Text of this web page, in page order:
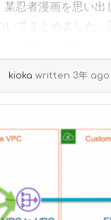
某忍者漫画を思い出
いてまとめました。
kioka written 3年 ago